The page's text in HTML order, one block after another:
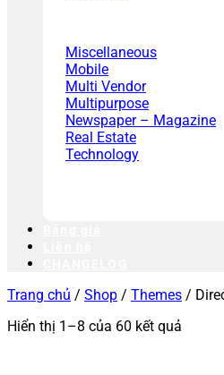
Miscellaneous
Mobile
Multi Vendor
Multipurpose
Newspaper – Magazine
Real Estate
Technology
Trang chủ / Shop / Themes /
Hiển thị 1–8 của 60 kết quả